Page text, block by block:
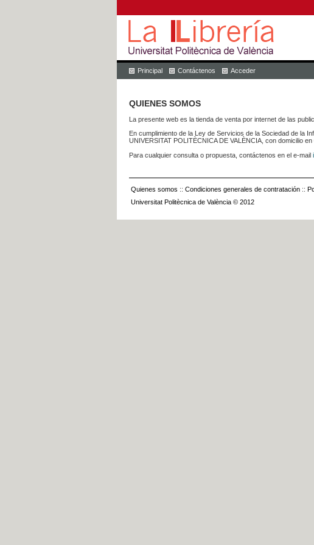
Principal Contáctenos Acceder
QUIENES SOMOS
La presente web es la tienda de venta por internet de las
En cumplimiento de la Ley de Servicios de la Sociedad de la
UNIVERSITAT POLITÈCNICA DE VALÈNCIA, con domicilio
Para cualquier consulta o propuesta, contáctenos en el e-mail
Quienes somos :: Condiciones generales de contratación ::
Universitat Politècnica de València © 2012